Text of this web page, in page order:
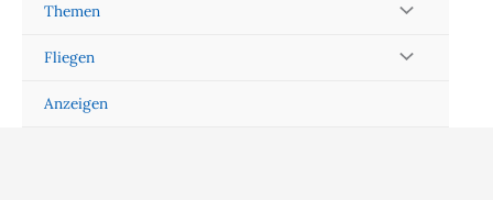
Themen
Fliegen
Anzeigen